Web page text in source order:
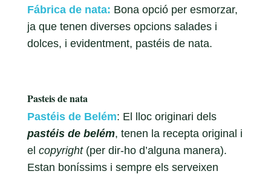
Fábrica de nata: Bona opció per esmorzar,
ja que tenen diverses opcions salades i
dolces, i evidentment, pastéis de nata.
Pasteis de nata
Pastéis de Belém: El lloc originari dels
pastéis de belém, tenen la recepta original i
el copyright(per dir-ho d’alguna manera).
Estan boníssims i sempre els serveixen